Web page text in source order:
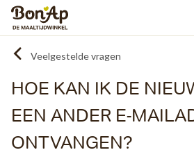
Overslaan
gaan
Veelgestelde vragen
HOE KAN IK DE
EEN ANDER E-
ONTVANGEN?